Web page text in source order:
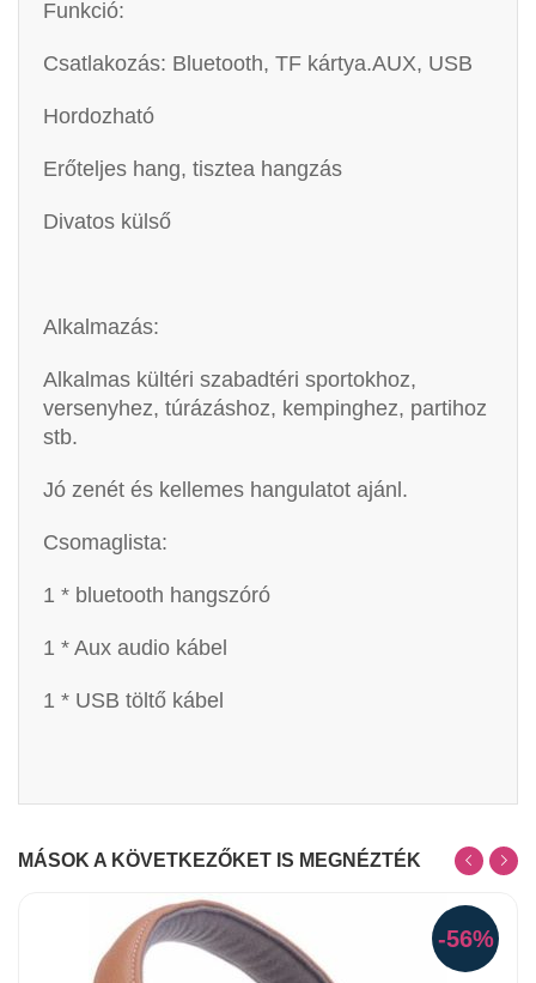
Funkció:
Csatlakozás: Bluetooth, TF kártya.AUX, USB
Hordozható
Erőteljes hang, tisztea hangzás
Divatos külső
Alkalmazás:
Alkalmas kültéri szabadtéri sportokhoz,
versenyhez, túrázáshoz, kempinghez, partihoz
stb.
Jó zenét és kellemes hangulatot ajánl.
Csomaglista:
1 * bluetooth hangszóró
1 * Aux audio kábel
1 * USB töltő kábel
MÁSOK A KÖVETKEZŐKET IS MEGNÉZTÉK
-56%